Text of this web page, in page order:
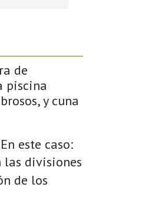
de
piscina
y cuna
este caso:
las divisiones
de los